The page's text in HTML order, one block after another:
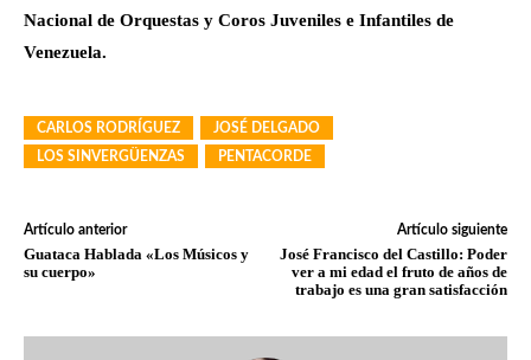
Nacional de Orquestas y Coros Juveniles e Infantiles de
Venezuela.
CARLOS RODRÍGUEZ
JOSÉ DELGADO
LOS SINVERGÜENZAS
PENTACORDE
Artículo anterior
Guataca Hablada «Los Músicos y
su cuerpo»
Artículo siguiente
José Francisco del Castillo: Poder
ver a mi edad el fruto de años de
trabajo es una gran satisfacción